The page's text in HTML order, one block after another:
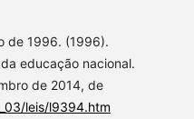
de 1996. (1996).
educação nacional.
de 2014, de
leis/l9394.htm